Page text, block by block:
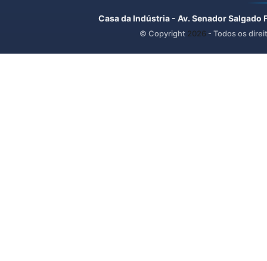
Casa da Indústria - Av. Senador
© Copyright 2026 - Todos os